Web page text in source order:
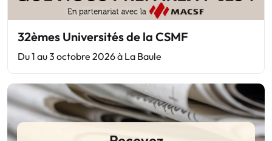
32èmes Universités de la CSMF
Du 1 au 3 octobre 2026 à La Baule